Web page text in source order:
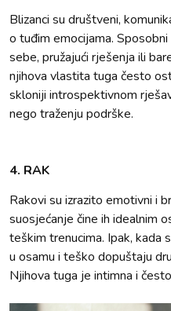
Blizanci su društveni,
o tuđim emocijama.
sebe, pružajući rješenja ili
njihova vlastita tuga često
skloniji introspektivnom
nego traženju podrške.
4. RAK
Rakovi su izrazito emotivni i
suosjećanje čine ih idealnim
teškim trenucima. Ipak, kada
u osamu i teško dopuštaju
Njihova tuga je intimna i